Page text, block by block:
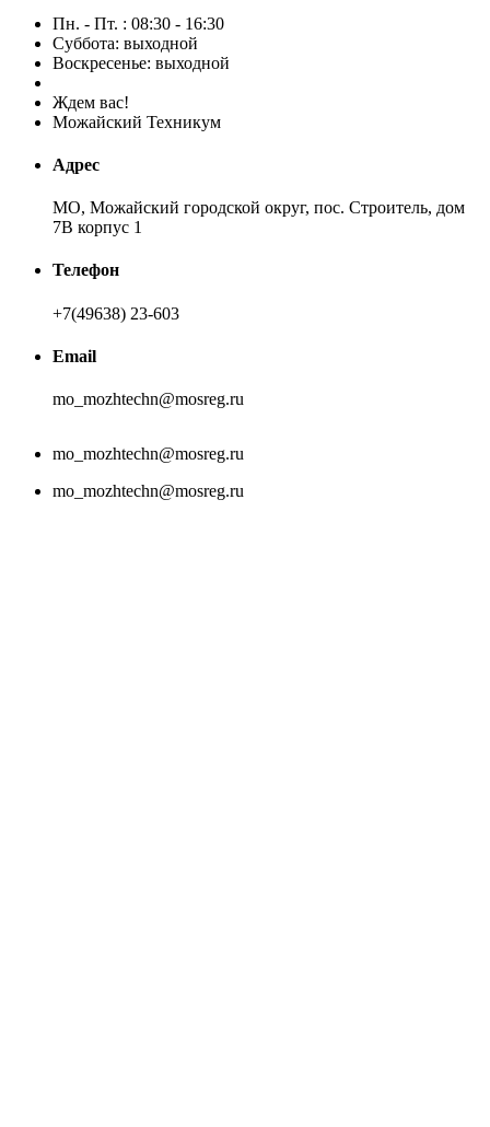
Пн. - Пт. : 08:30 - 16:30
Суббота: выходной
Воскресенье: выходной
Ждем вас!
Можайский Техникум
Адрес
МО, Можайский городской округ, пос. Строитель, дом
7В корпус 1
Телефон
+7(49638) 23-603
Email
mo_mozhtechn@mosreg.ru
mo_mozhtechn@mosreg.ru
mo_mozhtechn@mosreg.ru